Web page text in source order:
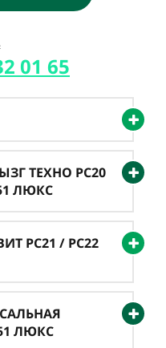
01 65
ТЕХНО PC20
ЛЮКС
PC21 / PC22
ЛЮКС